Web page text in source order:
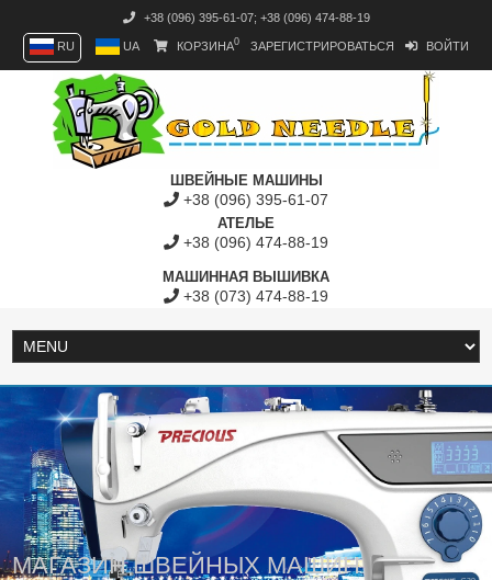
+38 (096) 395-61-07; +38 (096) 474-88-19
RU UA КОРЗИНА0 ЗАРЕГИСТРИРОВАТЬСЯ ВОЙТИ
ШВЕЙНЫЕ МАШИНЫ
+38 (096) 395-61-07
АТЕЛЬЕ
+38 (096) 474-88-19
МАШИННАЯ ВЫШИВКА
+38 (073) 474-88-19
МАГАЗИН ШВЕЙНЫХ МАШИН